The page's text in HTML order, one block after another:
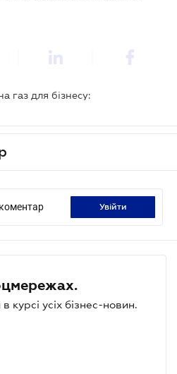
газ для бізнесу:
увійти
курсі усіх бізнес-новин.